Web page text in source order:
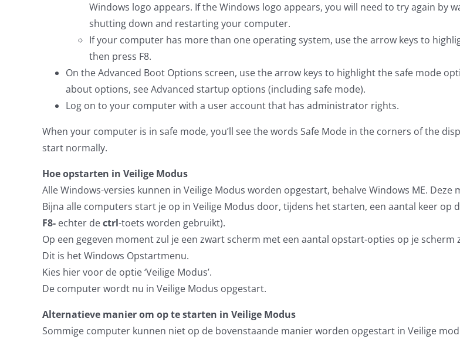
Windows logo appears. If the Windows logo appears, you will need to try again by
shutting down and restarting your computer.
If your computer has more than one operating system, use the arrow keys to
then press F8.
On the Advanced Boot Options screen, use the arrow keys to highlight the safe mode
about options, see Advanced startup options (including safe mode).
Log on to your computer with a user account that has administrator rights.
When your computer is in safe mode, you’ll see the words Safe Mode in the corners of the
start normally.
Hoe opstarten in Veilige Modus
Alle Windows-versies kunnen in Veilige Modus worden opgestart, behalve Windows ME.
Bijna alle computers start je op in Veilige Modus door, tijdens het starten, een aantal keer op
F8- echter dectrl-toets worden gebruikt).
Op een gegeven moment zul je een zwart scherm met een aantal opstart-opties op je scherm
Dit is het Windows Opstartmenu.
Kies hier voor de optie ‘Veilige Modus’.
De computer wordt nu in Veilige Modus opgestart.
Alternatieve manier om op te starten in Veilige Modus
Sommige computer kunnen niet op de bovenstaande manier worden opgestart in Veilige